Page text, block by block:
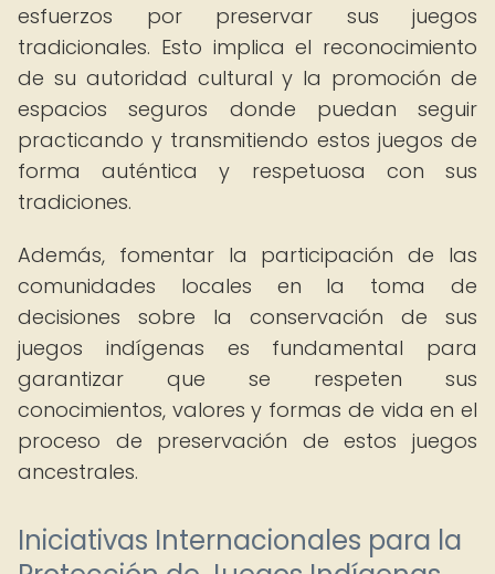
esfuerzos por preservar sus juegos
tradicionales. Esto implica el reconocimiento
de su autoridad cultural y la promoción de
espacios seguros donde puedan seguir
practicando y transmitiendo estos juegos de
forma auténtica y respetuosa con sus
tradiciones.
Además, fomentar la participación de las
comunidades locales en la toma de
decisiones sobre la conservación de sus
juegos indígenas es fundamental para
garantizar que se respeten sus
conocimientos, valores y formas de vida en el
proceso de preservación de estos juegos
ancestrales.
Iniciativas Internacionales para la